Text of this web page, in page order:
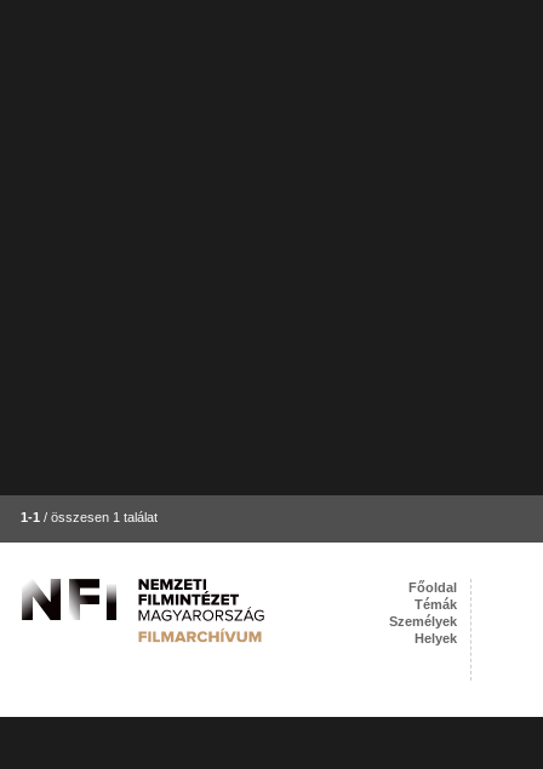
1-1 / összesen 1 találat
Főoldal
Témák
Személyek
Helyek